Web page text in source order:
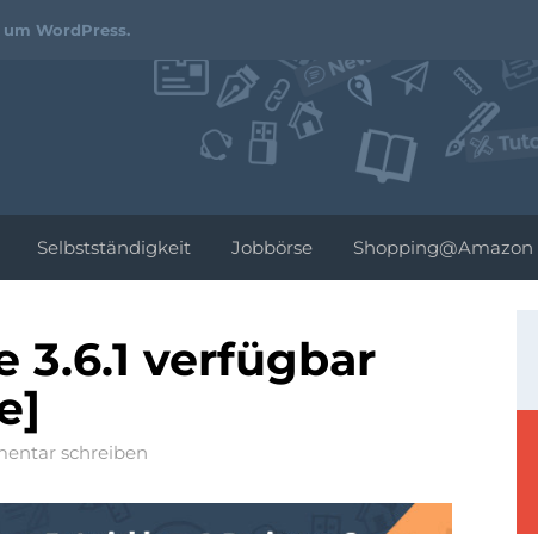
WordPress.
Selbstständigkeit Jobbörse Shopping@Amazon
3.6.1 verfügbar
schreiben